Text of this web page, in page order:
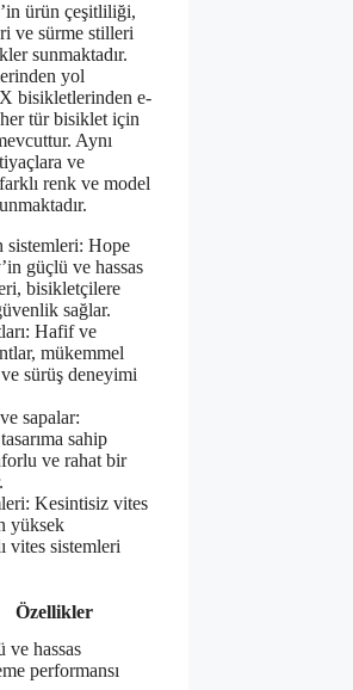
ürün çeşitliliği,
ve sürme stilleri
sunmaktadır.
yol
bisikletlerinden e-
tür bisiklet için
Aynı
ve
renk ve model
sistemleri: Hope
güçlü ve hassas
bisikletçilere
sağlar.
Hafif ve
mükemmel
sürüş deneyimi
sapalar:
sahip
ve rahat bir
Kesintisiz vites
yüksek
vites sistemleri
Özellikler
ve hassas
performansı